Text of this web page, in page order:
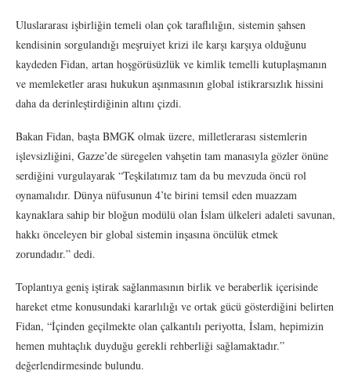
Uluslararası işbirliğin temeli olan çok taraflılığın, sistemin şahsen
kendisinin sorgulandığı meşruiyet krizi ile karşı karşıya olduğunu
kaydeden Fidan, artan hoşgörüsüzlük ve kimlik temelli kutuplaşmanın
ve memleketler arası hukukun aşınmasının global istikrarsızlık hissini
daha da derinleştirdiğinin altını çizdi.
Bakan Fidan, başta BMGK olmak üzere, milletlerarası sistemlerin
işlevsizliğini, Gazze’de süregelen vahşetin tam manasıyla gözler önüne
serdiğini vurgulayarak “Teşkilatımız tam da bu mevzuda öncü rol
oynamalıdır. Dünya nüfusunun 4’te birini temsil eden muazzam
kaynaklara sahip bir bloğun modülü olan İslam ülkeleri adaleti savunan,
hakkı önceleyen bir global sistemin inşasına öncülük etmek
zorundadır.” dedi.
Toplantıya geniş iştirak sağlanmasının birlik ve beraberlik içerisinde
hareket etme konusundaki kararlılığı ve ortak gücü gösterdiğini belirten
Fidan, “İçinden geçilmekte olan çalkantılı periyotta, İslam, hepimizin
hemen muhtaçlık duyduğu gerekli rehberliği sağlamaktadır.”
değerlendirmesinde bulundu.